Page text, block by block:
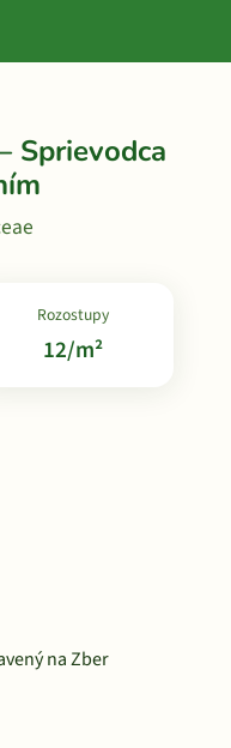
Sprievodca
Rozostupy
12/m²
na Zber